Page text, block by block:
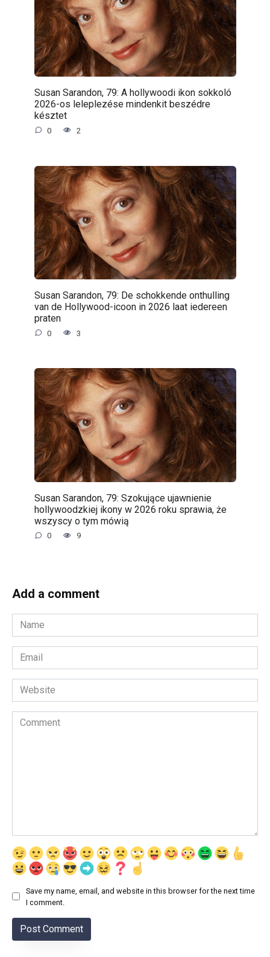
Susan Sarandon, 79: A hollywoodi ikon sokkoló
2026-os leleplezése mindenkit beszédre
késztet
0 2
Susan Sarandon, 79: De schokkende onthulling
van de Hollywood-icoon in 2026 laat iedereen
praten
0 3
Susan Sarandon, 79: Szokujące ujawnienie
hollywoodzkiej ikony w 2026 roku sprawia, że
wszyscy o tym mówią
0 9
Add a comment
Name
*
Email
*
Website
Comment
Save my name, email, and website in this browser for the next time
I comment.